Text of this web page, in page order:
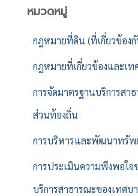
หมวดหมู่
กฎหมายที่ดิน (ที่เกี่ยวข้อง
กฎหมายที่เกี่ยวข้องและเ
การจัดมาตรฐานบริการสา
ส่วนท้องถิ่น
การบริหารและพัฒนาทรัพ
การประเมินความพึงพอใ
บริการสาธารณะของเทศบ